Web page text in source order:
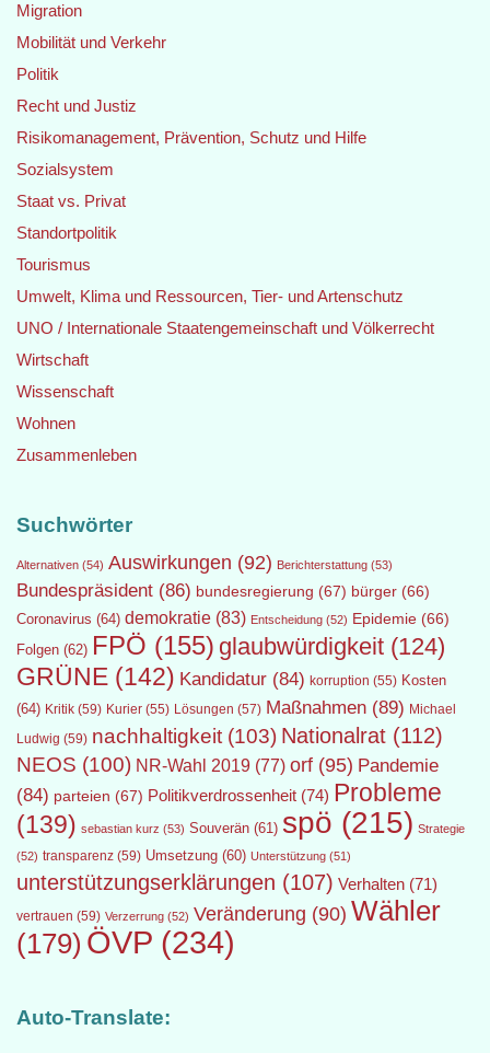
Migration
Mobilität und Verkehr
Politik
Recht und Justiz
Risikomanagement, Prävention, Schutz und Hilfe
Sozialsystem
Staat vs. Privat
Standortpolitik
Tourismus
Umwelt, Klima und Ressourcen, Tier- und Artenschutz
UNO / Internationale Staatengemeinschaft und Völkerrecht
Wirtschaft
Wissenschaft
Wohnen
Zusammenleben
Suchwörter
Alternativen (54) Auswirkungen (92) Berichterstattung (53)
Bundespräsident (86) bundesregierung (67) bürger (66)
Coronavirus (64) demokratie (83) Entscheidung (52) Epidemie (66)
Folgen (62) FPÖ (155) glaubwürdigkeit (124)
GRÜNE (142) Kandidatur (84) korruption (55) Kosten
(64) Kritik (59) Kurier (55) Lösungen (57) Maßnahmen (89) Michael
Ludwig (59) nachhaltigkeit (103) Nationalrat (112)
NEOS (100) NR-Wahl 2019 (77) orf (95) Pandemie
(84) parteien (67) Politikverdrossenheit (74) Probleme
(139) sebastian kurz (53) Souverän (61) spö (215) Strategie
(52) transparenz (59) Umsetzung (60) Unterstützung (51)
unterstützungserklärungen (107) Verhalten (71)
vertrauen (59) Verzerrung (52) Veränderung (90) Wähler
(179) ÖVP (234)
Auto-Translate: